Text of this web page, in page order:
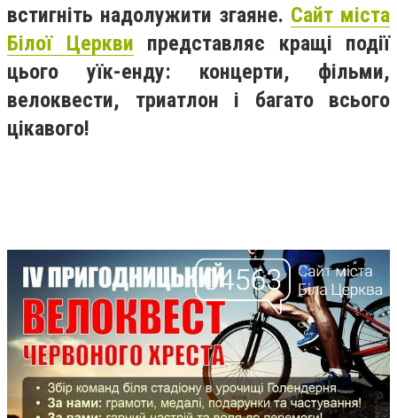
встигніть надолужити згаяне. Сайт міста
Білої Церкви представляє кращі події
цього уїк-енду: концерти, фільми,
велоквести, триатлон і багато всього
цікавого!